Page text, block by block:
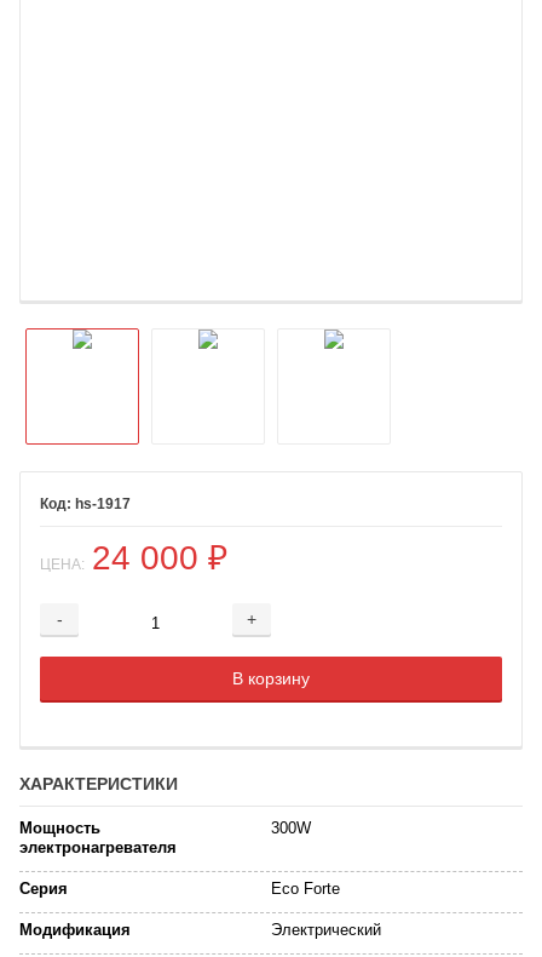
hs-1917
ЦЕНА: 24 000 ₽
- +
Добавляется...
В корзину
Добавлен
ХАРАКТЕРИСТИКИ
Мощность
электронагревателя
300W
Серия Eco Forte
Модификация Электрический